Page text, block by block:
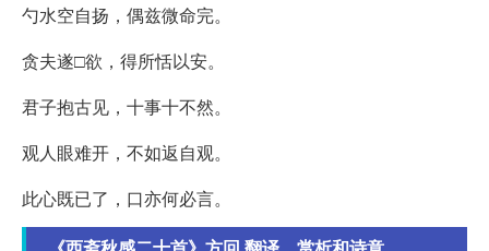
勺水空自扬，偶兹微命完。
贪夫遂□欲，得所恬以安。
君子抱古见，十事十不然。
观人眼难开，不如返自观。
此心既已了，口亦何必言。